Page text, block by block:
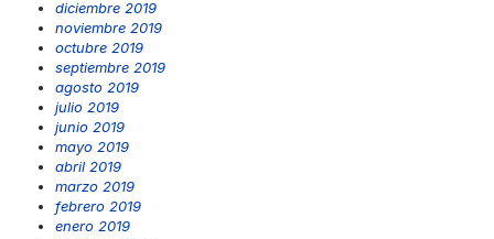
diciembre 2019
noviembre 2019
octubre 2019
septiembre 2019
agosto 2019
julio 2019
junio 2019
mayo 2019
abril 2019
marzo 2019
febrero 2019
enero 2019